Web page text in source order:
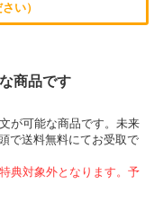
い）
商品です
が可能な商品です。未来
で送料無料にてお受取で
典対象外となります。予